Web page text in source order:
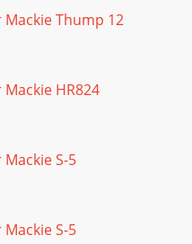
Thump 12
HR824
S-5
S-5